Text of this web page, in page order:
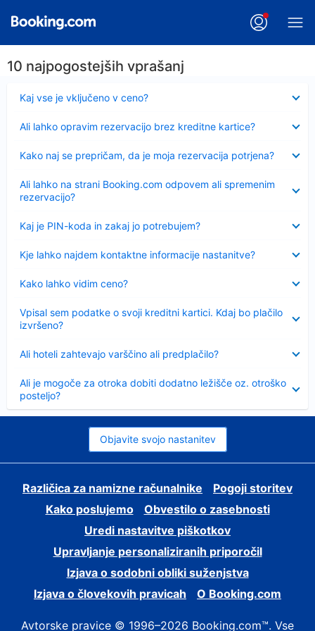
10 najpogostejših vprašanj
Kaj vse je vključeno v ceno?
Ali lahko opravim rezervacijo brez kreditne kartice?
Kako naj se prepričam, da je moja rezervacija potrjena?
Ali lahko na strani Booking.com odpovem ali spremenim
rezervacijo?
Kaj je PIN-koda in zakaj jo potrebujem?
Kje lahko najdem kontaktne informacije nastanitve?
Kako lahko vidim ceno?
Vpisal sem podatke o svoji kreditni kartici. Kdaj bo plačilo
izvršeno?
Ali hoteli zahtevajo varščino ali predplačilo?
Ali je mogoče za otroka dobiti dodatno ležišče oz. otroško
posteljo?
Objavite svojo nastanitev
Različica za namizne računalnike
Pogoji storitev
Kako poslujemo
Obvestilo o zasebnosti
Uredi nastavitve piškotkov
Upravljanje personaliziranih priporočil
Izjava o sodobni obliki suženjstva
Izjava o človekovih pravicah
O Booking.com
Avtorske pravice © 1996–2026 Booking.com™. Vse